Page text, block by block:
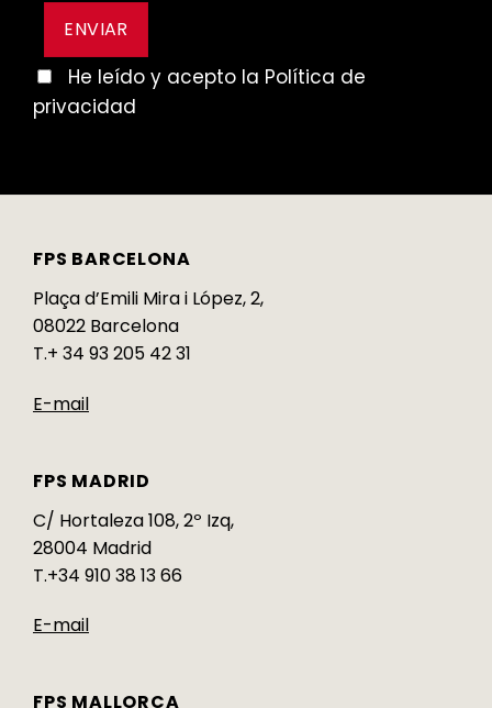
He leído y acepto la Política de
privacidad
FPS BARCELONA
Plaça d’Emili Mira i López, 2,
08022 Barcelona
T.+ 34 93 205 42 31
E-mail
FPS MADRID
C/ Hortaleza 108, 2º Izq,
28004 Madrid
T.+34 910 38 13 66
E-mail
FPS MALLORCA